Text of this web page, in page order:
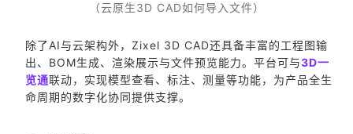
（云原生3D CAD如何导入文件）
除了AI与云架构外，Zixel 3D CAD还具备丰富的工程图输
出、BOM生成、渲染展示与文件预览能力。平台可与3D一
览通联动，实现模型查看、标注、测量等功能，为产品全生
命周期的数字化协同提供支撑。